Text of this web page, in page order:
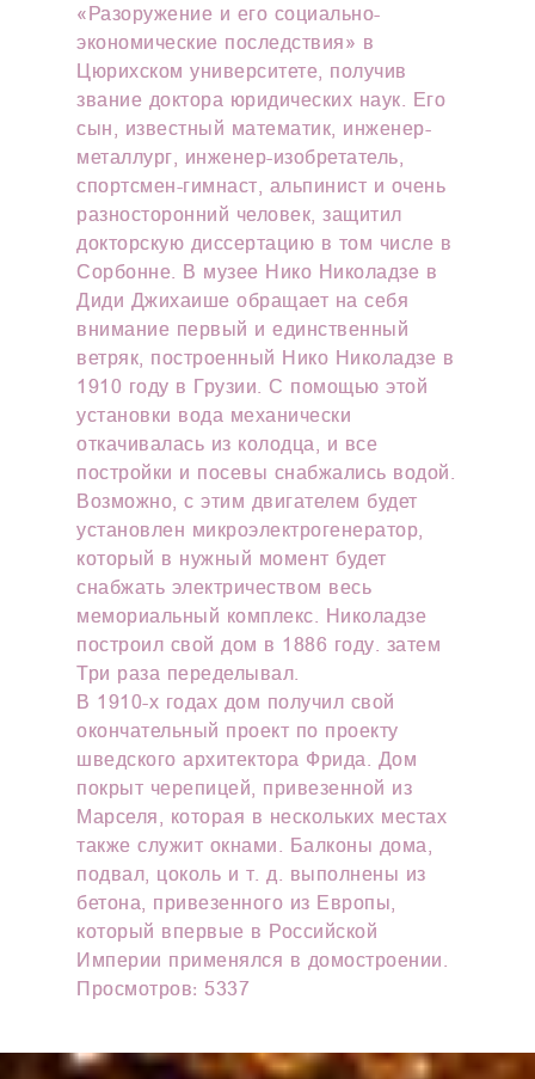
«Разоружение и его социально-
экономические последствия» в
Цюрихском университете, получив
звание доктора юридических наук. Его
сын, известный математик, инженер-
металлург, инженер-изобретатель,
спортсмен-гимнаст, альпинист и очень
разносторонний человек, защитил
докторскую диссертацию в том числе в
Сорбонне. В музее Нико Николадзе в
Диди Джихаише обращает на себя
внимание первый и единственный
ветряк, построенный Нико Николадзе в
1910 году в Грузии. С помощью этой
установки вода механически
откачивалась из колодца, и все
постройки и посевы снабжались водой.
Возможно, с этим двигателем будет
установлен микроэлектрогенератор,
который в нужный момент будет
снабжать электричеством весь
мемориальный комплекс. Николадзе
построил свой дом в 1886 году. затем
Три раза переделывал.
В 1910-х годах дом получил свой
окончательный проект по проекту
шведского архитектора Фрида. Дом
покрыт черепицей, привезенной из
Марселя, которая в нескольких местах
также служит окнами. Балконы дома,
подвал, цоколь и т. д. выполнены из
бетона, привезенного из Европы,
который впервые в Российской
Империи применялся в домостроении.
Просмотров: 5337